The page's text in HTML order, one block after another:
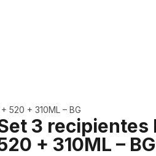
520 + 310ML – BG
3 recipientes
+ 310ML – BG